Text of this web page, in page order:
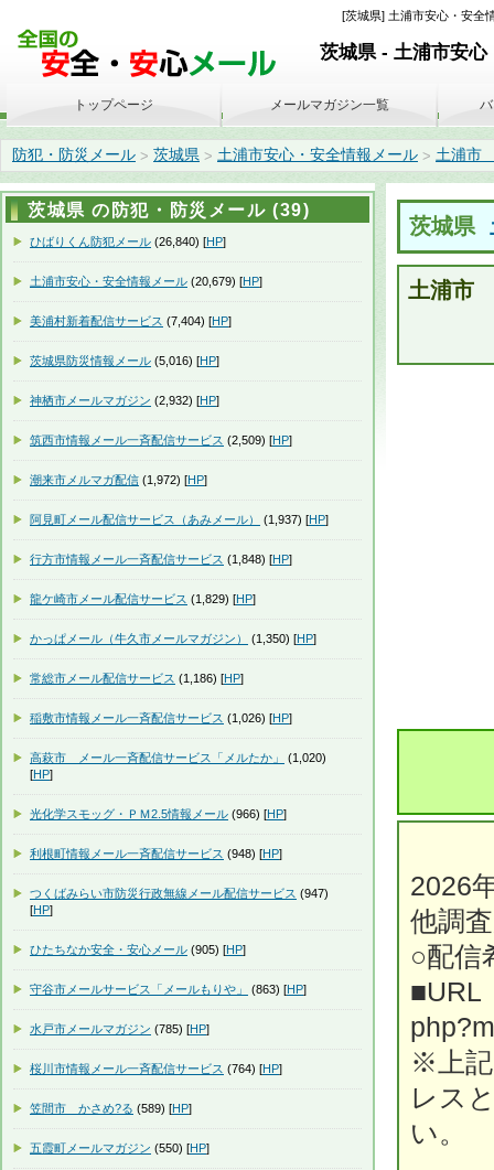
[茨城県] 土浦市安心・安
茨城県 - 土浦市安心
防犯・防災メール > 茨城県 > 土浦市安心・安全情報メール > 土浦市
茨城県
土浦市
2026
他調
○配信
■URL
※上記
レス
い。
トップページ メールマガジン一覧
茨城県 の防犯・防災メール (39)
ひばりくん防犯メール (26,840) [HP]
土浦市安心・安全情報メール (20,679) [HP]
美浦村新着配信サービス (7,404) [HP]
茨城県防災情報メール (5,016) [HP]
神栖市メールマガジン (2,932) [HP]
筑西市情報メール一斉配信サービス (2,509) [HP]
潮来市メルマガ配信 (1,972) [HP]
阿見町メール配信サービス（あみメール） (1,937) [HP]
行方市情報メール一斉配信サービス (1,848) [HP]
龍ケ崎市メール配信サービス (1,829) [HP]
かっぱメール（牛久市メールマガジン） (1,350) [HP]
常総市メール配信サービス (1,186) [HP]
稲敷市情報メール一斉配信サービス (1,026) [HP]
高萩市 メール一斉配信サービス「メルたか」
(1,020)
[HP]
光化学スモッグ・ＰＭ2.5情報メール (966) [HP]
利根町情報メール一斉配信サービス (948) [HP]
つくばみらい市防災行政無線メール配信サービス (947)
[HP]
ひたちなか安全・安心メール (905) [HP]
守谷市メールサービス「メールもりや」 (863) [HP]
水戸市メールマガジン (785) [HP]
桜川市情報メール一斉配信サービス (764) [HP]
笠間市 かさめ?る (589) [HP]
五霞町メールマガジン (550) [HP]